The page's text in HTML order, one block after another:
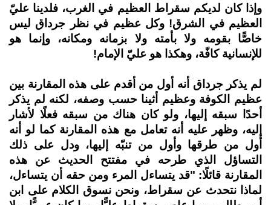
وإذا كان لديكم سقراط العظيم في الغرب، فلدينا عليّ
العظيم في الشرق! وكل عظيم في نظر جرداق ليس
خاصًّا بقومه ولا بأمته ولا بزمانه ومكانه، وإنما هو
للإنسانية كافّة، وهكذا هو عليّ الإمام!
لم يذكر جرداق أنه أول من أقدم على هذه المقارنة بين
عظيم الكوفة وعظيم أثينا حسب وصفه، لكنه لم يذكر
أحدًا سبقه إليها، ولو كان هناك من سبقه فعلًا لأشار
إليه، وظهر عليه أنه تعامل مع هذه المقارنة كما لو أنه
أول من طرقها وأول من تنبّه إليها، ودل على ذلك
التساؤل الذي طرحه في مفتتح الحديث عن هذه
المقارنة قائلًا: "قد يتساءل المرء ومن حقه أن يتساءل،
لماذا نتحدث عن سقراط، ونحن نسوق الكلام على ابن